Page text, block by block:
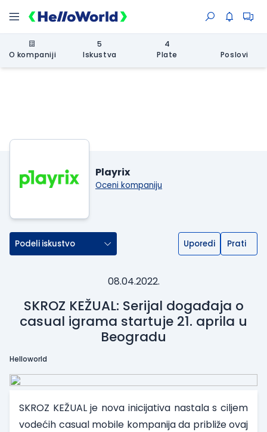
O kompaniji
5
Iskustva
4
Plate
Poslovi
Playrix
Oceni kompaniju
Podeli iskustvo Uporedi Prati
08.04.2022.
SKROZ KEŽUAL: Serijal događaja o
casual igrama startuje 21. aprila u
Beogradu
Helloworld
SKROZ KEŽUAL je nova inicijativa nastala s ciljem
vodećih casual mobile kompanija da približe ovaj